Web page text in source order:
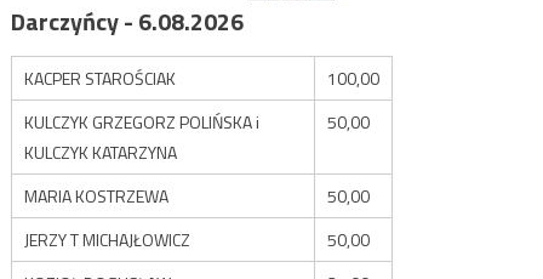
Darczyńcy - 6.08.2026
KACPER STAROŚCIAK
100,00
KULCZYK GRZEGORZ POLIŃSKA i
KULCZYK KATARZYNA
50,00
MARIA KOSTRZEWA
50,00
JERZY T MICHAJŁOWICZ
50,00